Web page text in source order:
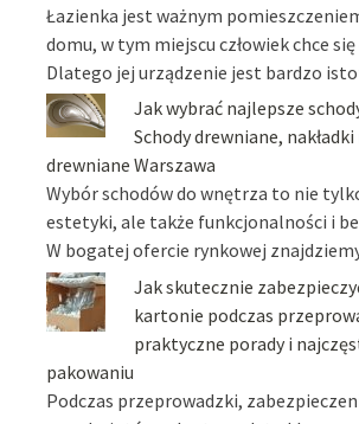
Łazienka jest ważnym
domu, w tym miejscu człowiek chce
Dlatego jej urządzenie jest bardzo
Jak wybrać najlepsze
Schody drewniane,
drewniane Warszawa
Wybór schodów do wnętrza to nie
estetyki, ale także funkcjonalności i
W bogatej ofercie rynkowej
Jak skutecznie
kartonie podczas
praktyczne porady i
pakowaniu
Podczas przeprowadzki,